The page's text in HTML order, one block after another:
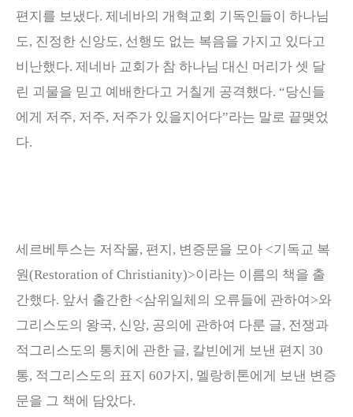
편지를 보냈다. 제네바의 개혁교회 기독인들이 하나님
도, 진정한 신앙도, 선행도 없는 복음을 가지고 있다고
비난했다. 제네바 교회가 참 하나님 대신 머리가 셋 달
린 괴물을 믿고 예배한다고 거칠게 공격했다. “당신들
에게 저주, 저주, 저주가 있을지어다”라는 말로 끝맺었
다.
세르베투스는 저작물, 편지 , 변증문을 모아 <기독교 복
원(Restoration of Christianity)>이라는 이름의 책을 출
간했다. 앞서 출간한 <삼위일체의 오류들에 관하여 >와
그리스도의 왕국, 신앙, 공의에 관하여 다룬 글, 전쟁과
적그리스도의 통치에 관한 글, 칼빈에게 보낸 편지 30
통, 적그리스도의 표지 60가지 , 멜랑히톤에게 보낸 변증
문을 그 책에 담았다.